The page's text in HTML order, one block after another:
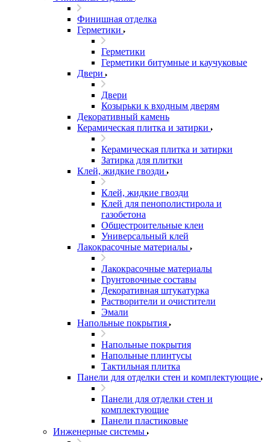
Финишная отделка
Герметики
Герметики
Герметики битумные и каучуковые
Двери
Двери
Козырьки к входным дверям
Декоративный камень
Керамическая плитка и затирки
Керамическая плитка и затирки
Затирка для плитки
Клей, жидкие гвозди
Клей, жидкие гвозди
Клей для пенополистирола и
газобетона
Общестроительные клеи
Универсальный клей
Лакокрасочные материалы
Лакокрасочные материалы
Грунтовочные составы
Декоративная штукатурка
Растворители и очистители
Эмали
Напольные покрытия
Напольные покрытия
Напольные плинтусы
Тактильная плитка
Панели для отделки стен и комплектующие
Панели для отделки стен и
комплектующие
Панели пластиковые
Инженерные системы